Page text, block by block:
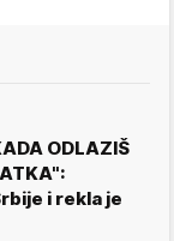
ODLAZIŠ
i rekla je